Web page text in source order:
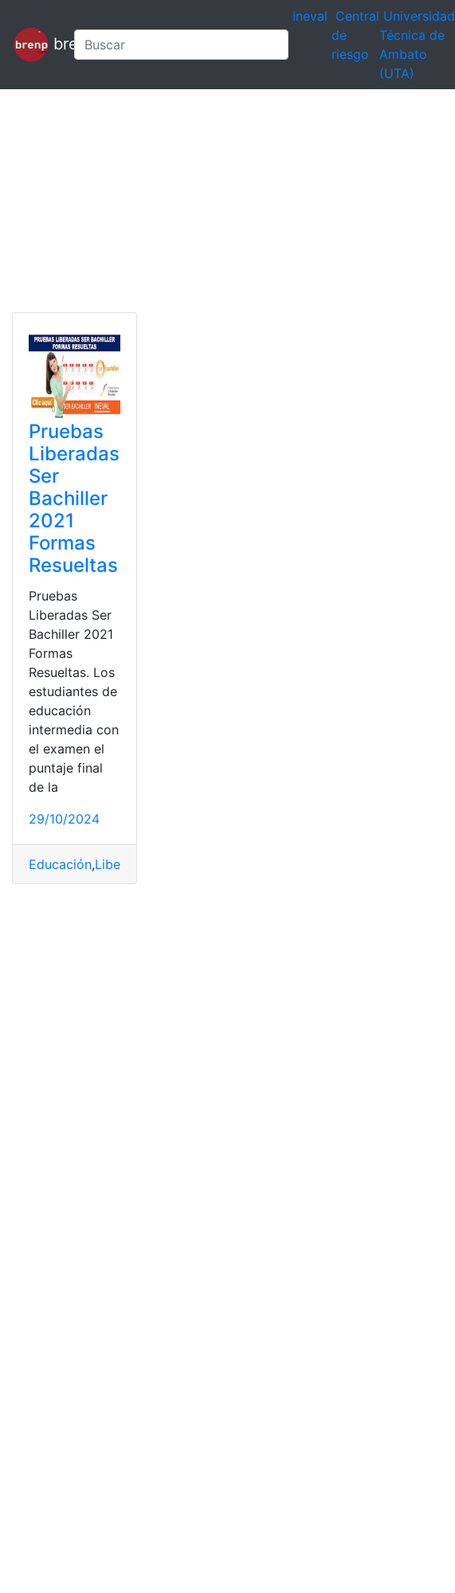
brenp
Ineval Central
de
riesgo
Universidad
Técnica de
Ambato
(UTA)
Pruebas
Liberadas
Ser
Bachiller
2021
Formas
Resueltas
Pruebas
Liberadas Ser
Bachiller 2021
Formas
Resueltas. Los
estudiantes de
educación
intermedia con
el examen el
puntaje final
de la
29/10/2024
Educación,Liberadas